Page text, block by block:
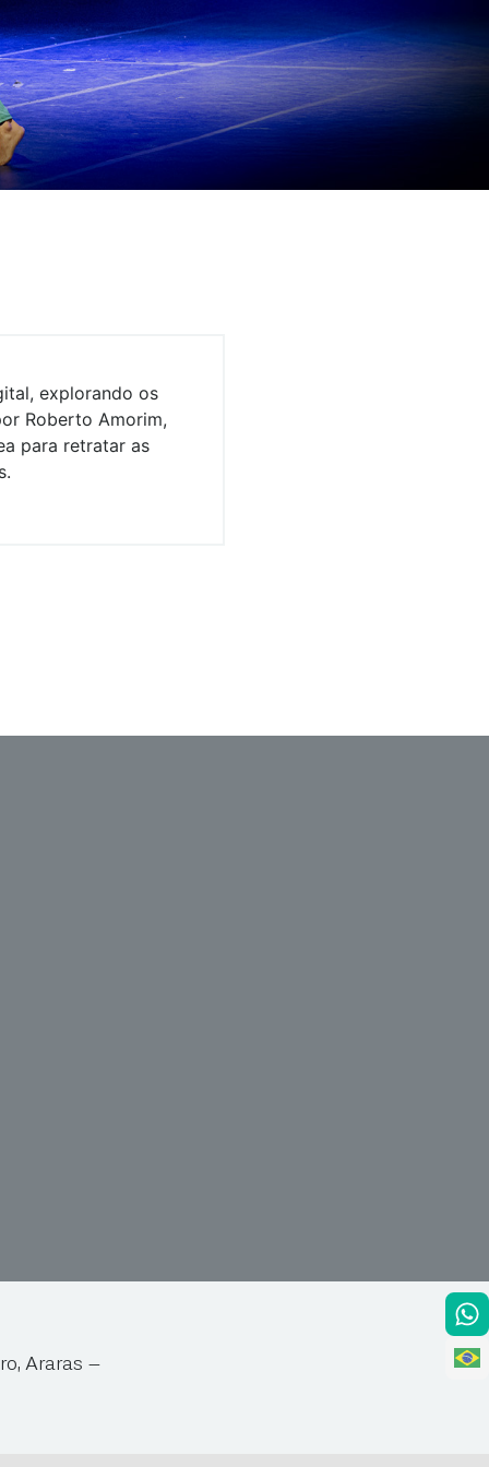
explorando os
Roberto Amorim,
para retratar as
Araras –